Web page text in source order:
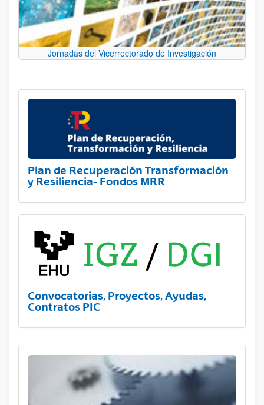
Jornadas del Vicerrectorado de Investigación
Plan de Recuperación Transformación
y Resiliencia- Fondos MRR
Convocatorias, Proyectos, Ayudas,
Contratos PIC